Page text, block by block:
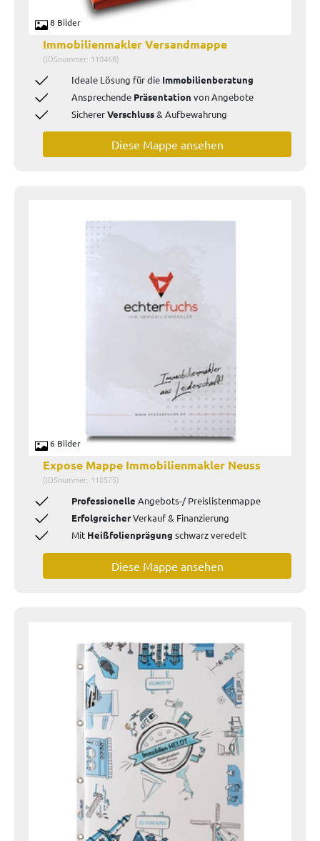
8 Bilder
Immobilienmakler Versandmappe
(IDSnummer: 110468)
Ideale Lösung für die Immobilienberatung
Ansprechende Präsentation von Angebote
SichererVerschluss& Aufbewahrung
Diese Mappe ansehen
6 Bilder
Expose Mappe Immobilienmakler Neuss
(IDSnummer: 110575)
Professionelle Angebots-/ Preislistenmappe
ErfolgreicherVerkauf& Finanzierung
Mit Heißfolienprägung schwarz veredelt
Diese Mappe ansehen